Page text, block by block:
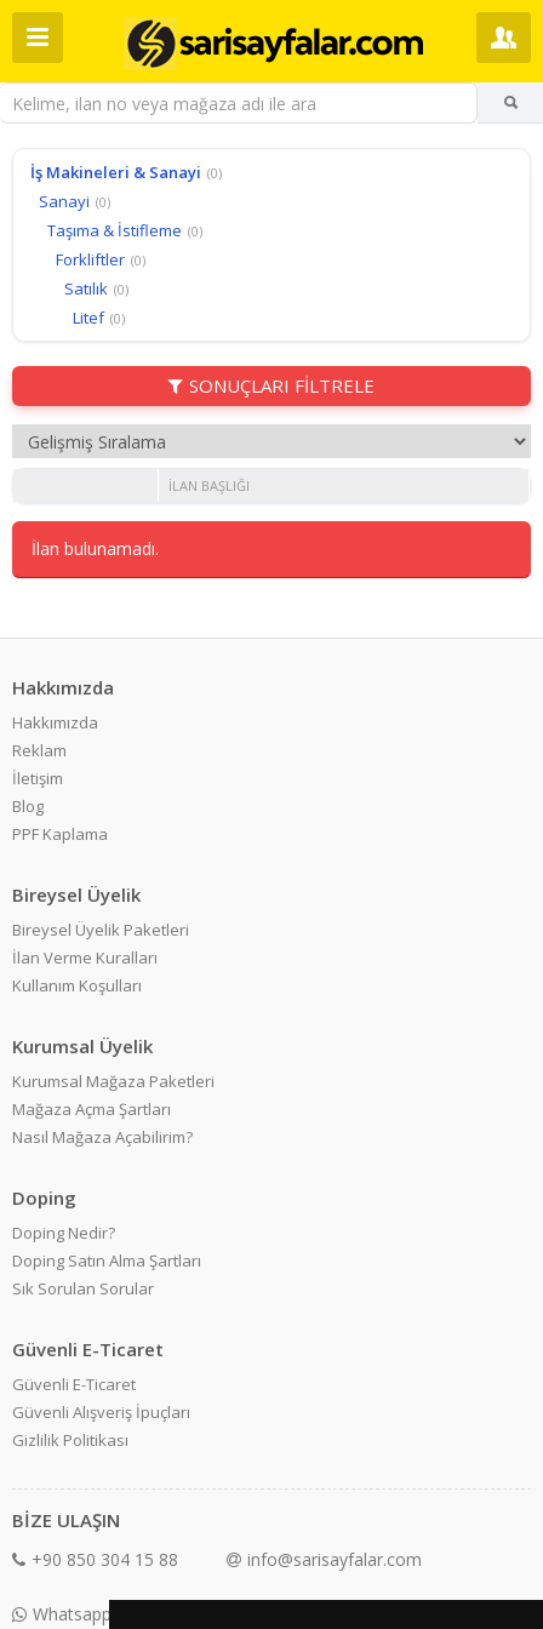
İş Makineleri & Sanayi (0)
Sanayi (0)
Taşıma & İstifleme (0)
Forkliftler (0)
Satılık (0)
Litef (0)
SONUÇLARI FİLTRELE
İLAN BAŞLIĞI
İlan bulunamadı.
Hakkımızda
Hakkımızda
Reklam
İletişim
Blog
PPF Kaplama
Bireysel Üyelik
Bireysel Üyelik Paketleri
İlan Verme Kuralları
Kullanım Koşulları
Kurumsal Üyelik
Kurumsal Mağaza Paketleri
Mağaza Açma Şartları
Nasıl Mağaza Açabilirim?
Doping
Doping Nedir?
Doping Satın Alma Şartları
Sık Sorulan Sorular
Güvenli E-Ticaret
Güvenli E-Ticaret
Güvenli Alışveriş İpuçları
Gizlilik Politikası
BİZE ULAŞIN
+90 850 304 15 88 info@sarisayfalar.com
Whatsapp Destek: +90 850 304 15 88